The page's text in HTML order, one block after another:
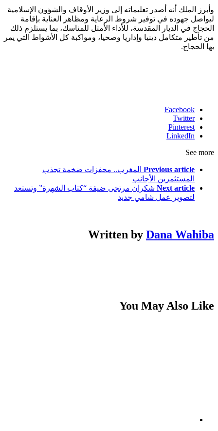
وأبرز الملك أنه أصدر تعليماته إلى وزير الأوقاف والشؤون الإسلامية
ليواصل جهوده في توفير شروط الرعاية ومظاهر العناية بإقامة
الحجاج في الديار المقدسة، للأداء الأمثل للمناسك، بما يستلزم ذلك
من تأطير متكامل دينيا وإداريا وصحيا، ومواكبة كل الأشواط التي يمر
بها الحجاج.
Facebook
Twitter
Pinterest
LinkedIn
See more
Previous article المغرب.. محفزات ضخمة تجذب
المستثمرين الأجانب
Next article شكران مرتجى ضيفة “كتاب الشهرة” وتستعد
لتصوير عمل شامي جديد
Written by Dana Wahiba
You May Also Like